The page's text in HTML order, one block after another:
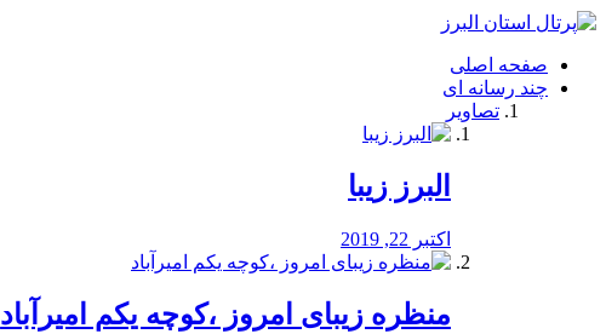
فصد
شرق
تهران
خشکشویی
صفحه اصلی
چند رسانه ای
تصاویر
البرز زیبا
اکتبر 22, 2019
منظره‌‌ زیبای امروز ،کوچه یکم امیرآباد